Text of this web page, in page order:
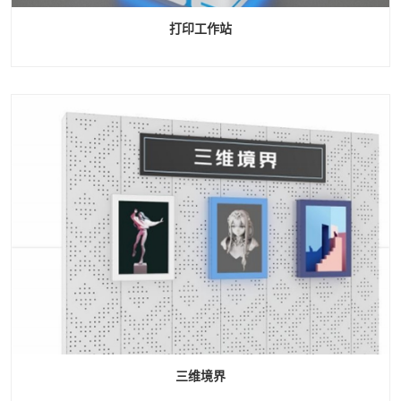
打印工作站
三维境界